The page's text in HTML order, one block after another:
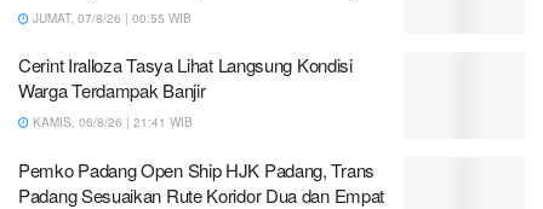
JUMAT, 07/8/26 | 00:55 WIB
Cerint Iralloza Tasya Lihat Langsung Kondisi
Warga Terdampak Banjir
KAMIS, 06/8/26 | 21:41 WIB
Pemko Padang Open Ship HJK Padang, Trans
Padang Sesuaikan Rute Koridor Dua dan Empat